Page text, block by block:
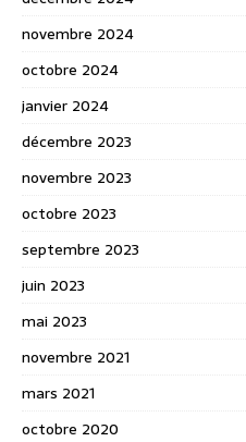
novembre 2024
octobre 2024
janvier 2024
décembre 2023
novembre 2023
octobre 2023
septembre 2023
juin 2023
mai 2023
novembre 2021
mars 2021
octobre 2020